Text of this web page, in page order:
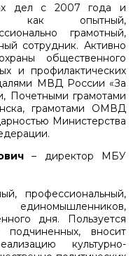
дел с 2007 года и
как опытный,
грамотный,
сотрудник. Активно
общественного
и профилактических
МВД России «За
Почетными грамотами
грамотами ОМВД
Министерства
– директор МБУ
профессиональный,
дня. Пользуется
подчиненных, вносит
культурно-